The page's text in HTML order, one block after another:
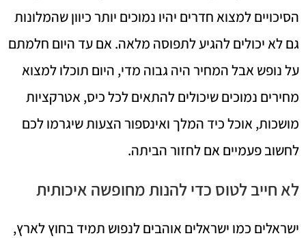
הסיכויים למצוא חדרים יהיו נמוכים יותר כיוון שהמלונות
גם לא יכולים להגיע לתפוסה מלאה. אם עד היום חלמתם
על נופש אבל המחיר היה גבוה מדי, היום תוכלו למצוא
מחירים נמוכים שיכולים להתאים לכל כיס, אטרקציות
מושכות, אוכל כיד המלך ואינספור הצעות שיגרמו לכם
לחשוב פעמיים אם לחזור הביתה.
לא חייב לטוס כדי להנות מחופשה איכותית
ישראלים כמו ישראלים אוהבים לנפוש תמיד בחוץ לארץ,